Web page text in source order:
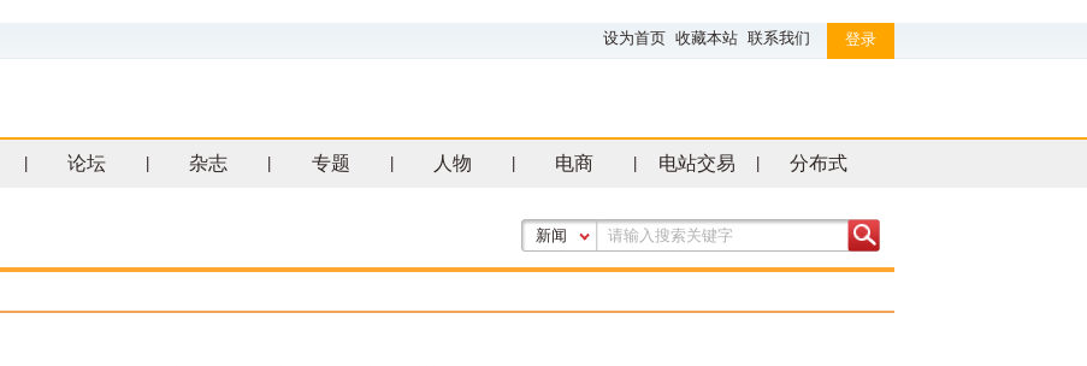
设为首页 收藏本站 联系我们 登录
论坛 杂志 专题 人物 电商 电站交易 分布式
新闻